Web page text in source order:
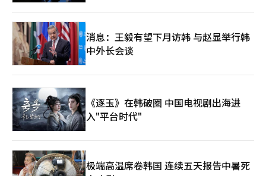
消息：王毅有望下月访韩 与赵显举行韩
中外长会谈
《逐玉》在韩破圈 中国电视剧出海进
入"平台时代"
极端高温席卷韩国 连续五天报告中暑死